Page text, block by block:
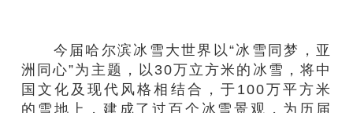
今届哈尔滨冰雪大世界以“冰雪同梦，亚
洲同心”为主题，以30万立方米的冰雪，将中
国文化及现代风格相结合，于100万平方米
的雪地上，建成了过百个冰雪景观，为历届